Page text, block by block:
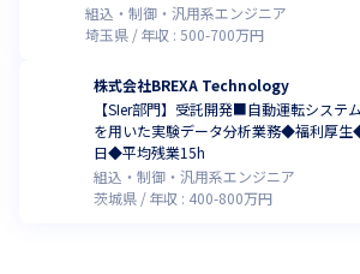
組込・制御・汎用系エンジニア
埼玉県
年収 : 500-700万円
株式会社BREXA Technology
【SIer部門】受託開発■自動運転システ
を用いた実験データ分析業務◆福利厚
日◆平均残業15h
組込・制御・汎用系エンジニア
茨城県
年収 : 400-800万円